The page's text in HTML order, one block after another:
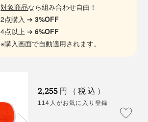
対象商品なら組み合わせ自由！
2点購入 ➔3%OFF
4点以上 ➔6%OFF
※購入画面で自動適用されます。
2,255 円（税込）
114人がお気に入り登録